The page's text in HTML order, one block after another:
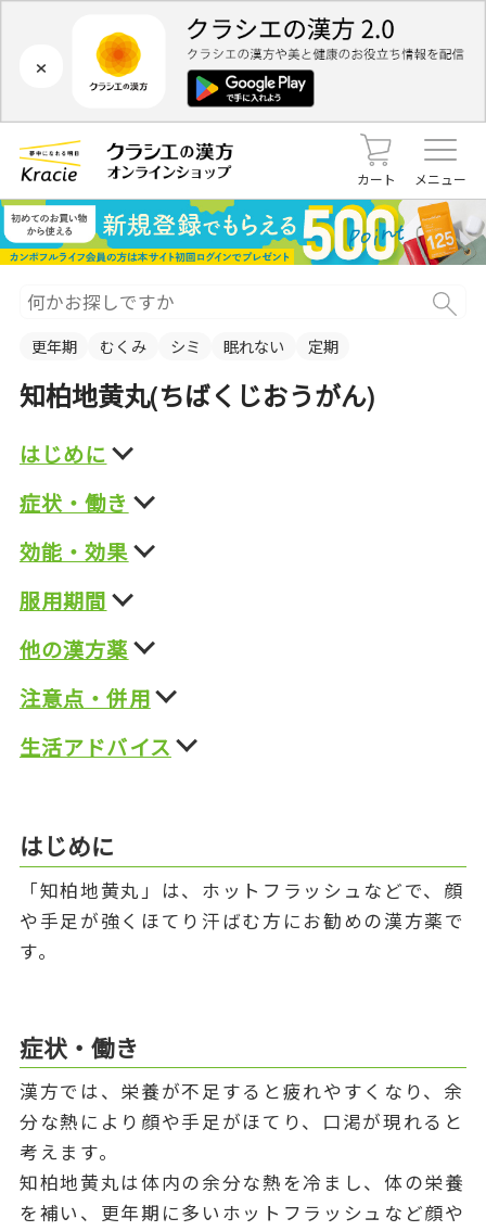
×
カート メニュー
更年期 むくみ シミ 眠れない 定期
知柏地黄丸(ちばくじおうがん)
はじめに
症状・働き
効能・効果
服用期間
他の漢方薬
注意点・併用
生活アドバイス
はじめに
「知柏地黄丸」は、ホットフラッシュなどで、顔
や手足が強くほてり汗ばむ方にお勧めの漢方薬で
す。
症状・働き
漢方では、栄養が不足すると疲れやすくなり、余
分な熱により顔や手足がほてり、口渇が現れると
考えます。
知柏地黄丸は体内の余分な熱を冷まし、体の栄養
を補い、更年期に多いホットフラッシュなど顔や